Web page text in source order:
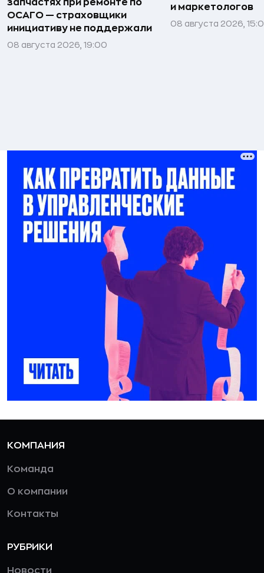
запчастях при ремонте по
ОСАГО — страховщики
инициативу не поддержали
08 августа 2026, 19:00
и маркетологов
08 августа 2026,
КОМПАНИЯ
Команда
О компании
Контакты
РУБРИКИ
Новости